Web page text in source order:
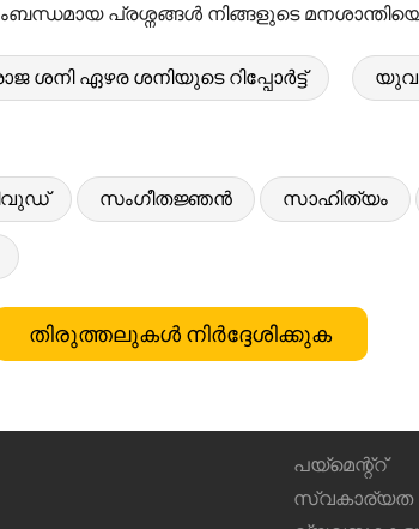
പ്രശ്നങ്ങൾ നിങ്ങളുടെ മനശാന്തിയെ
ശനി ഏഴര ശനിയുടെ റിപ്പോർട്ട് യുവൻ
സംഗീതജ്ഞൻ സാഹിത്യം
തിരുത്തലുകൾ നിർദ്ദേശിക്കുക
പയ്മെന്റ്റ്
സ്വകാര്യത